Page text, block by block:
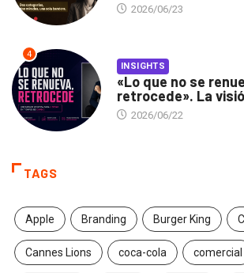
2026/06/23
4
INSIGHTS
«Lo que no se
retrocede». La
2026/06/22
TAGS
Apple Branding Burger King
Cannes Lions coca-cola comercial